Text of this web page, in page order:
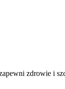
zdrowie i